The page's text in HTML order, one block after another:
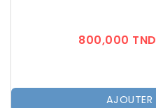
800,000 TND
AJOUTER